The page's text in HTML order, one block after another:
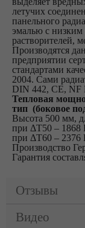
летучих
панельного
эмалью с низким
растворителей,
Производятся
предприятии
стандартами
2004. Сами
DIN 442, CE, NF
Тепловая
тип (боковое
Высота 500 мм,
при ΔT50 – 1868
при ΔT60 – 2376
Производство
Гарантия
Отзывы
Видео